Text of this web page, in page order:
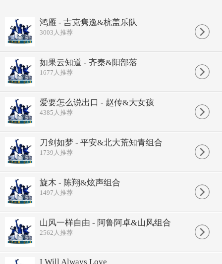
鸿雁 - 吉克隽逸&杭盖乐队
3003 人推荐
如果云知道 - 齐秦&阳部落
1677 人推荐
爱要怎么说出口 - 赵传&大女孩
4385 人推荐
刀剑如梦 - 平安&北大荒知青组合
1739 人推荐
旋木 - 陈翔&炫声组合
1497 人推荐
山风一样自由 - 阿鲁阿卓&山风组合
2562 人推荐
I Will Always Love